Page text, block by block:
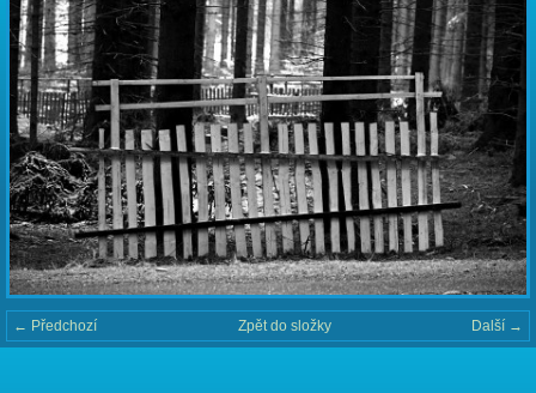
← Předchozí Další →
Zpět do složky